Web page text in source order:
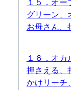
１５．オ
グリーン、
お母さん
１６．オカ
押さえる、
かけリー